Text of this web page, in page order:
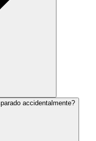
accidentalmente?